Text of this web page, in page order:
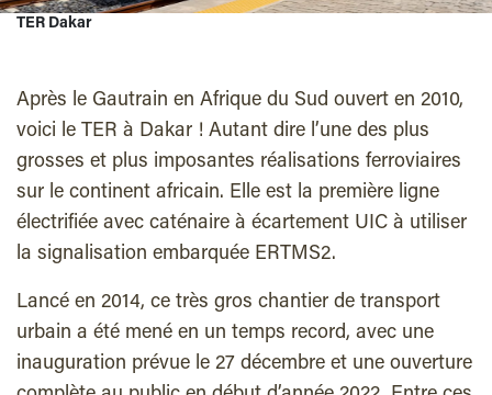
TER Dakar
Après le Gautrain en Afrique du Sud ouvert en 2010,
voici le TER à Dakar ! Autant dire l’une des plus
grosses et plus imposantes réalisations ferroviaires
sur le continent africain. Elle est la première ligne
électrifiée avec caténaire à écartement UIC à utiliser
la signalisation embarquée ERTMS2.
Lancé en 2014, ce très gros chantier de transport
urbain a été mené en un temps record, avec une
inauguration prévue le 27 décembre et une ouverture